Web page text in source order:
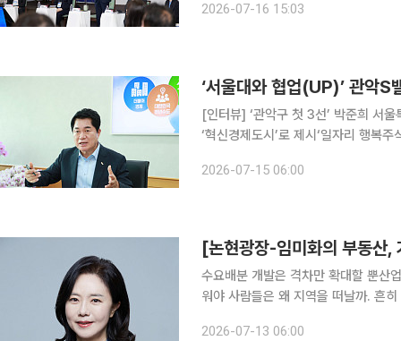
리와 미래 모빌리티 혁신도 함께 추진
2026-07-16 15:03
‘서울대와 협업(UP)’ 관악
[인터뷰] ‘관악구 첫 3선’ 박준희 서
‘혁신경제도시’로 제시‘일자리 행복
반성장 ‘투트랙 전략’민선 9기 ‘관악
2026-07-15 06:00
[논현광장-임미화의 부동산,
수요배분 개발은 격차만 확대할 뿐산
워야 사람들은 왜 지역을 떠날까. 흔히 일자리를 찾아 이동한다고 생각하지만, 그 이유는 훨씬 복합
2026-07-13 06:00